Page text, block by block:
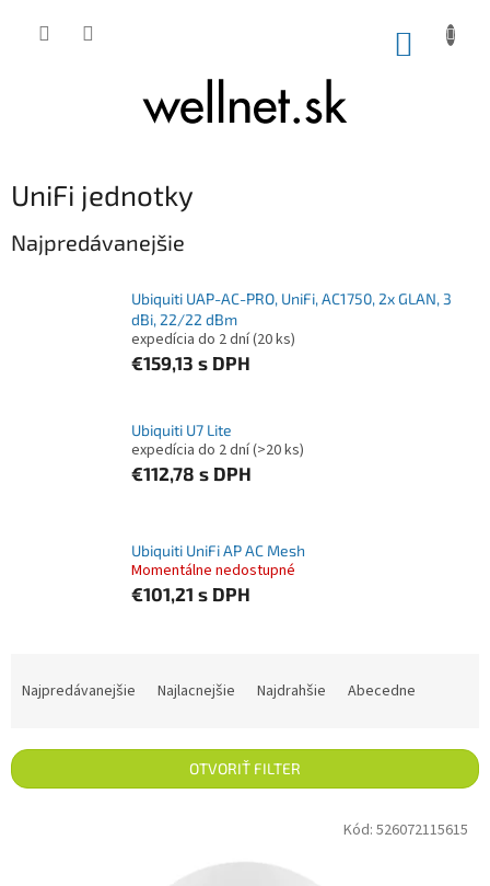
UniFi jednotky
Najpredávanejšie
Ubiquiti UAP-AC-PRO, UniFi, AC1750, 2x GLAN, 3
dBi, 22/22 dBm
expedícia do 2 dní(20 ks)
€159,13 s DPH
Ubiquiti U7 Lite
expedícia do 2 dní(>20 ks)
€112,78 s DPH
Ubiquiti UniFi AP AC Mesh
Momentálne nedostupné
€101,21 s DPH
Najpredávanejšie Najlacnejšie Najdrahšie Abecedne
OTVORIŤ FILTER
Kód: 526072115615